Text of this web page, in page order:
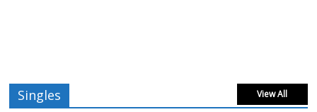
Singles View All